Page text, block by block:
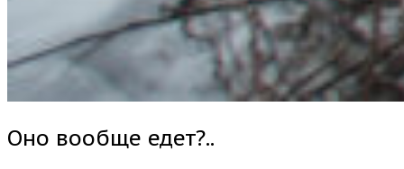
Оно вообще едет?..